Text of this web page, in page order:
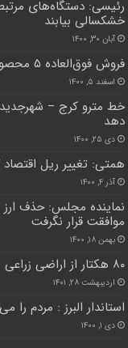
رئیسی: دستگاه‌های
خشکسالی بیابند
آبان ۳۰, ۱۴۰۰
فروش فوق‌العاده ۵ محصول سایپا آغاز شد
اسفند ۵, ۱۴۰۰
خط مترو کرج –
دهد
دی ۲۵, ۱۴۰۰
همتی: تغییر ریل
آذر ۴, ۱۴۰۰
نماینده مجلس: حذف ارز
موافقت قرار نگرفت
بهمن ۱۸, ۱۴۰۰
۸۰ هکتار از اراضی زراعی روستای اغشت ساوجبلاغ آزادسازی شد
اردیبهشت ۲۸, ۱۴۰۱
استاندار البرز : مردم را
دی ۱, ۱۴۰۰